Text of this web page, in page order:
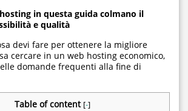
in questa guida colmano il
e qualità
devi fare per ottenere la migliore
cercare in un web hosting economico,
domande frequenti alla fine di
Table of content [-]